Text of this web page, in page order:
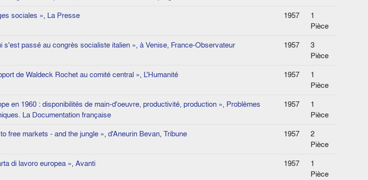
sociales », La Presse 1957
1
Pièce
s'est passé au congrès socialiste italien », à Venise, France-Observateur 1957
3
Pièce
de Waldeck Rochet au comité central », L'Humanité 1957
1
Pièce
en 1960 : disponibilités de main-d'oeuvre, productivité, production », Problèmes
La Documentation française
1957
1
Pièce
free markets - and the jungle », d'Aneurin Bevan, Tribune 1957
2
Pièce
di lavoro europea », Avanti 1957
1
Pièce